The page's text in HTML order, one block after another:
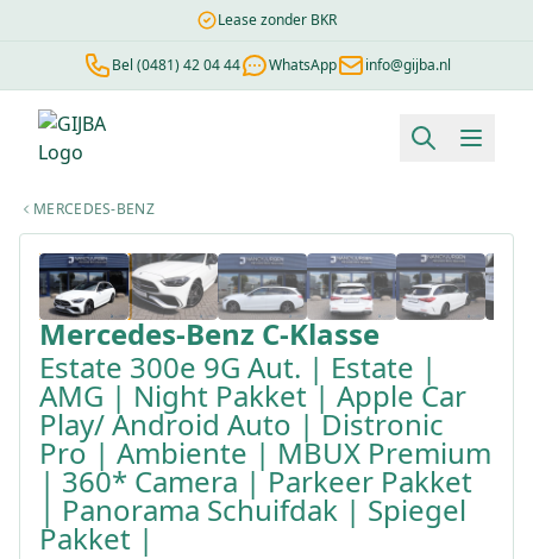
Lease zonder BKR
Bel (0481) 42 04 44 WhatsApp info@gijba.nl
Financial lease berekenen
MERCEDES-BENZ
Mercedes-BenzC-Klasse
Estate 300e 9G Aut. | Estate |
AMG | Night Pakket | Apple Car
Play/ Android Auto | Distronic
Pro | Ambiente | MBUX Premium
| 360* Camera | Parkeer Pakket
| Panorama Schuifdak | Spiegel
Pakket |